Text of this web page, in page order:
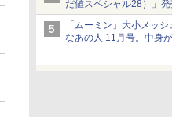
だ値スペシャル28）」
ねっと限定
「ムーミン」大小メッ
なあの人 11月号。中身